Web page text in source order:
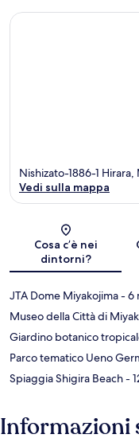
Nishizato-1886-1
Vedi sulla mappa
Cosa c’è nei
dintorni?
JTA Dome Miyakojima- 6
Museo della Città di
Giardino botanico
Parco tematico Ueno
Spiaggia Shigira Beach-
Informazioni